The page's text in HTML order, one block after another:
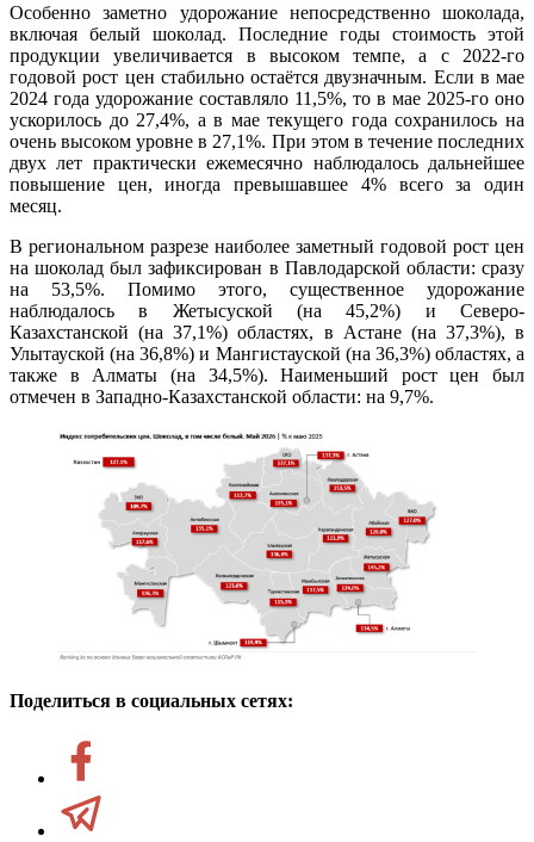
Особенно заметно удорожание непосредственно шоколада,
включая белый шоколад. Последние годы стоимость этой
продукции увеличивается в высоком темпе, а с 2022-го
годовой рост цен стабильно остаётся двузначным. Если в мае
2024 года удорожание составляло 11,5%, то в мае 2025-го оно
ускорилось до 27,4%, а в мае текущего года сохранилось на
очень высоком уровне в 27,1%. При этом в течение последних
двух лет практически ежемесячно наблюдалось дальнейшее
повышение цен, иногда превышавшее 4% всего за один
месяц.
В региональном разрезе наиболее заметный годовой рост цен
на шоколад был зафиксирован в Павлодарской области: сразу
на 53,5%. Помимо этого, существенное удорожание
наблюдалось в Жетысуской (на 45,2%) и Северо-
Казахстанской (на 37,1%) областях, в Астане (на 37,3%), в
Улытауской (на 36,8%) и Мангистауской (на 36,3%) областях, а
также в Алматы (на 34,5%). Наименьший рост цен был
отмечен в Западно-Казахстанской области: на 9,7%.
Поделиться в социальных сетях: